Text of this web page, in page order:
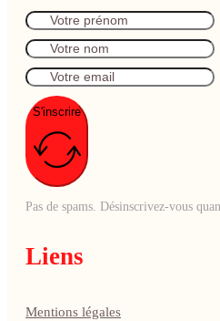
S'inscrire
Pas de spams. Désinscrivez-vous
Liens
Mentions légales